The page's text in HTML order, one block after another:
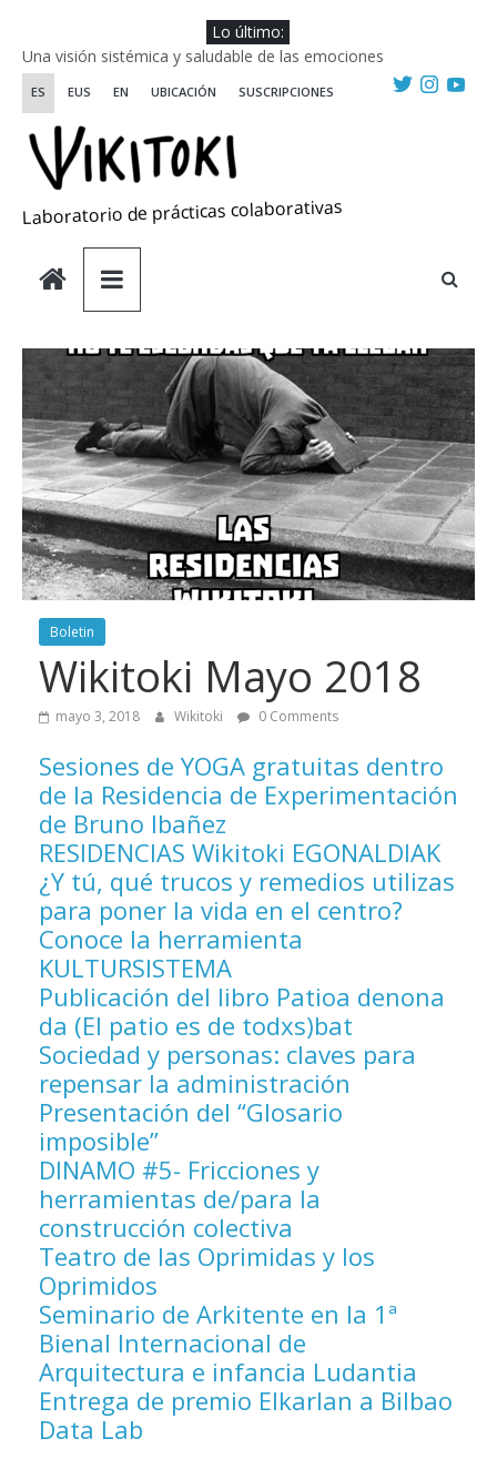
contenido
Lo último:
Escuela de Prácticas Transformadoras
Una visión sistémica y saludable de las emociones
Investigando y haciendo desde-con las artes
WIKIRIKI ::: Convocatoria de residencias de investigación y
creación 2025
ES EUS EN UBICACIÓN SUSCRIPCIONES
Laboratorio de prácticas colaborativas
Boletin
Wikitoki Mayo 2018
mayo 3, 2018 Wikitoki 0 Comments
Sesiones de YOGA gratuitas dentro
de la Residencia de Experimentación
de Bruno Ibañez
RESIDENCIAS Wikitoki EGONALDIAK
¿Y tú, qué trucos y remedios utilizas
para poner la vida en el centro?
Conoce la herramienta
KULTURSISTEMA
Publicación del libro Patioa denona
da (El patio es de todxs)bat
Sociedad y personas: claves para
repensar la administración
Presentación del “Glosario
imposible”
DINAMO #5- Fricciones y
herramientas de/para la
construcción colectiva
Teatro de las Oprimidas y los
Oprimidos
Seminario de Arkitente en la 1ª
Bienal Internacional de
Arquitectura e infancia Ludantia
Entrega de premio Elkarlan a Bilbao
Data Lab